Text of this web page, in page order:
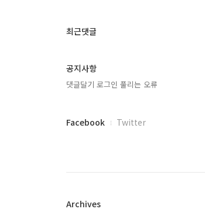
과
글
최근댓글
공지사항
댓글달기 로그인 풀리는 오류
페
플
Facebook Twitter
Archives